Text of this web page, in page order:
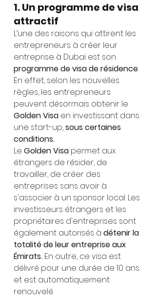
1. Un programme de visa
attractif
L’une des raisons qui attirent les
entrepreneurs à créer leur
entreprise à Dubaï est son
programme de visa de résidence.
En effet, selon les nouvelles
règles, les entrepreneurs
peuvent désormais obtenir le
Golden Visa en investissant dans
une start-up, sous certaines
conditions.
Le Golden Visa permet aux
étrangers de résider, de
travailler, de créer des
entreprises sans avoir à
s'associer à un sponsor local. Les
investisseurs étrangers et les
propriétaires d'entreprises sont
également autorisés à détenir la
totalité de leur entreprise aux
Émirats. En outre, ce visa est
délivré pour une durée de 10 ans
et est automatiquement
renouvelé.